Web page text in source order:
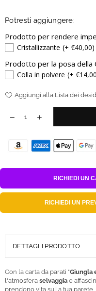
Potresti aggiungere:
Prodotto per rendere
Cristallizzante (+ €40,00)
Prodotto per la posa della
Colla in polvere (+
Aggiungi alla Lista dei
RICHIEDI UN
RICHIEDI UN
DETTAGLI PRODOTTO
Con la carta da parati "Giungla
l'atmosfera selvaggia e
prendono vita sulla tua parete,